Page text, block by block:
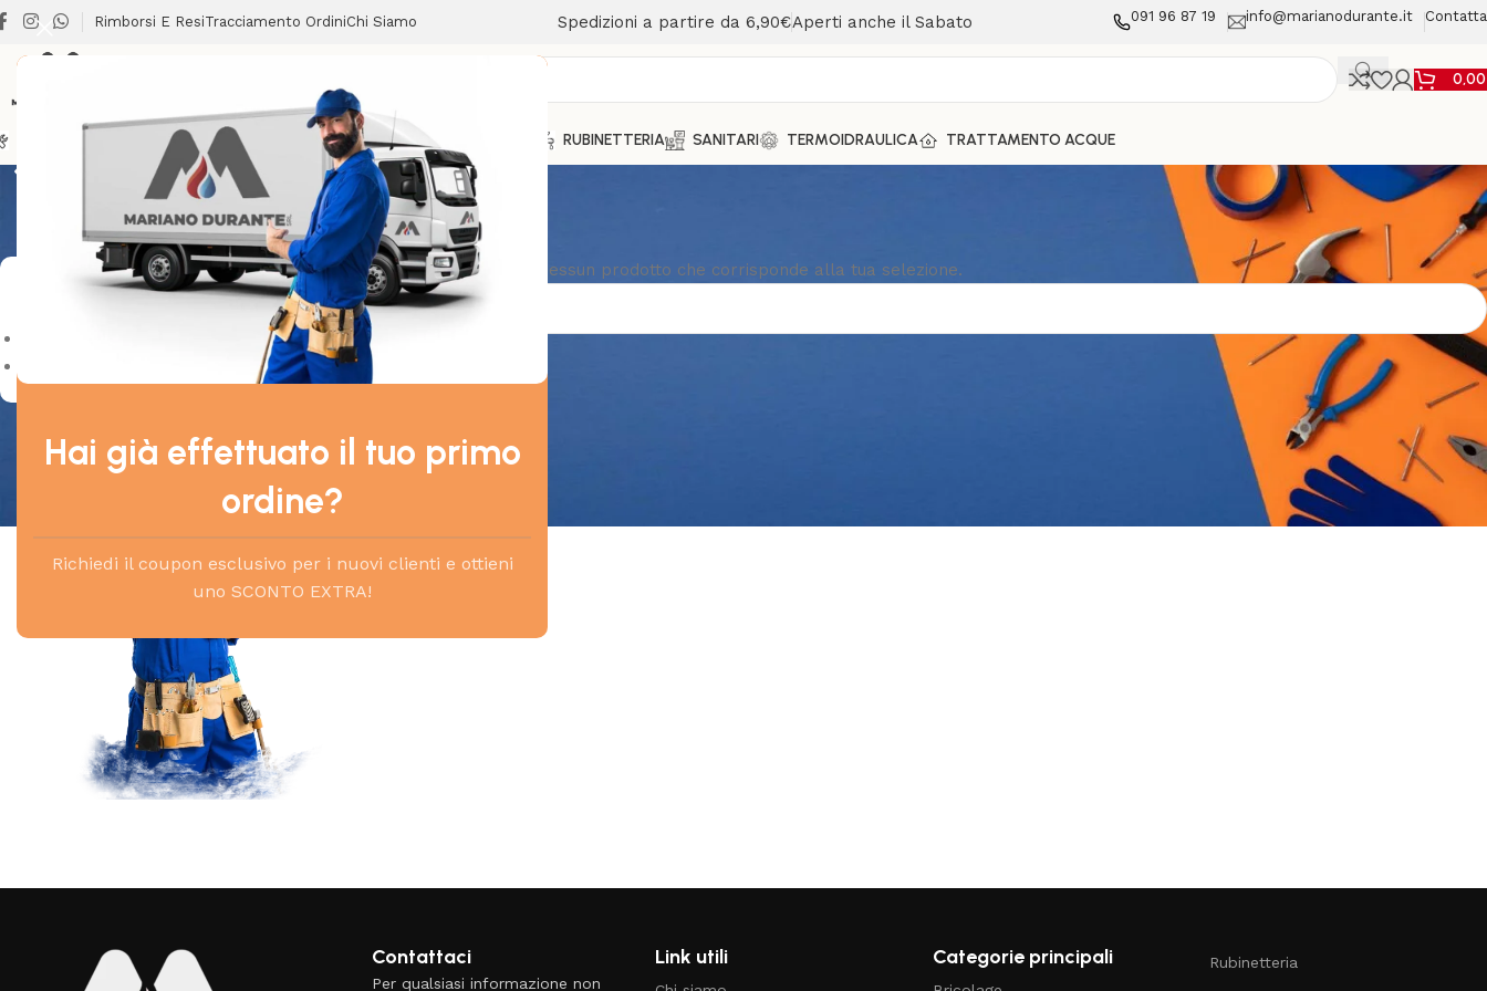
Hai già effettuato il tuo primo
ordine?
Richiedi il coupon esclusivo per i nuovi clienti e ottieni
uno SCONTO EXTRA!
Rimborsi E ResiTracciamento OrdiniChi Siamo Spedizioni a partire da 6,90€Aperti anche il Sabato 091 96 87 19 info@marianodurante.it
CLIMATIZZAZIONE LAVANDERIA RISCALDAMENTO RUBINETTERIA SANITARI TERMOIDRAULICA TRATTAMENTO ACQUE
LAVATOI
Stock & Offerte
Non è stato trovato nessun prodotto che corrisponde alla tua selezione.
Contattaci
Per qualsiasi informazione non
Link utili Categorie principali Rubinetteria